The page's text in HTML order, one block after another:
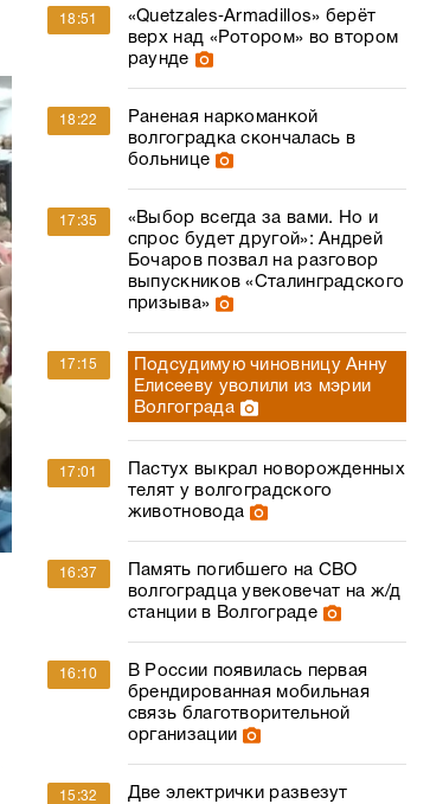
18:51
«Quetzales‑Armadillos» берёт
верх над «Ротором» во втором
раунде
18:22
Раненая наркоманкой
волгоградка скончалась в
больнице
17:35
«Выбор всегда за вами. Но и
спрос будет другой»: Андрей
Бочаров позвал на разговор
выпускников «Сталинградского
призыва»
17:15
Подсудимую чиновницу Анну
Елисееву уволили из мэрии
Волгограда
17:01
Пастух выкрал новорожденных
телят у волгоградского
животновода
16:37
Память погибшего на СВО
волгоградца увековечат на ж/д
станции в Волгограде
16:10
В России появилась первая
брендированная мобильная
связь благотворительной
организации
15:32
Две электрички развезут